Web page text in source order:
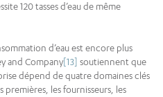
120 tasses d’eau de même
d’eau est encore plus
and Company[13] soutiennent que
dépend de quatre domaines clés
premières, les fournisseurs, les